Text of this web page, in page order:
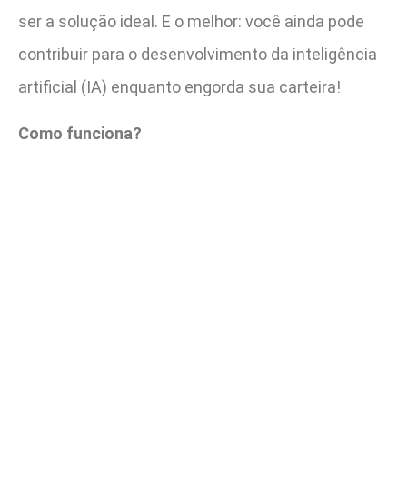
ser a solução ideal. E o melhor: você ainda pode
contribuir para o desenvolvimento da inteligência
artificial (IA) enquanto engorda sua carteira!
Como funciona?